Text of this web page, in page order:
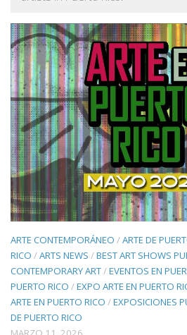
ARTE CONTEMPORÁNEO /ARTE DE
RICO /ARTS NEWS /BEST ART SHOWS
CONTEMPORARY ART/EVENTOS EN
PUERTO RICO /EXPO ARTE EN PUERTO
ARTE EN PUERTO RICO /EXPOSICIONES
DE PUERTO RICO